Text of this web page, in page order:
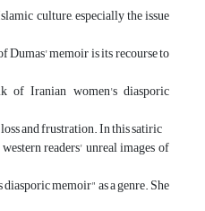
culture, especially the issue
Dumas' memoir is its recourse to
of Iranian women's diasporic
and frustration. In this satiric
readers' unreal images of
memoir" as a genre. She